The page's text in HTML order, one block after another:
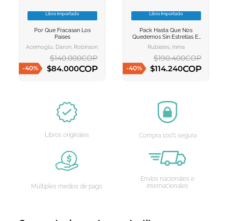
VER INFORMACION
AGREGAR AL
Libro Importado
Por Que Fracasan Los
Paises
Acemoglu, Daron, Robinson, James A., García Madera, Marta
-40%
$140.000COP
$84.000COP
VER INFORMACION
AGREGAR AL
Libro Importado
Pack Hasta Que Nos
Quedemos Sin Estrellas El
Arte De Ser Nosotros
Rubiales, Inma
-40%
$190.400COP
$114.240COP
Libros originales Compra 100% segura
Múltiples medios de pago
Envíos nacionales e
internacionales